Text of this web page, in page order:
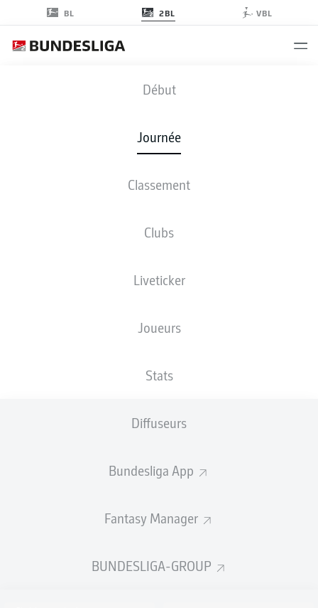
BL 2BL VBL
Début
Journée
Classement
Clubs
Liveticker
Joueurs
Stats
Diffuseurs
Bundesliga App
Fantasy Manager
BUNDESLIGA-GROUP
KSC - SCP
0 4
COMPOSITIONS STATISTIQUES